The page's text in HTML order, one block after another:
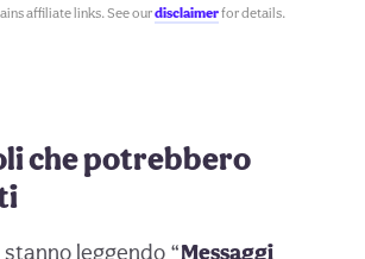
affiliate links. See ourdisclaimerfor details.
che potrebbero
leggendo “Messaggi